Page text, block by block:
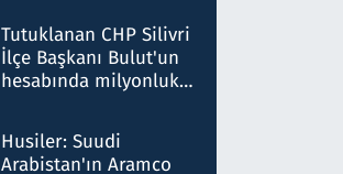
düşürüldüğü" iddiasını
yalanladı
Tutuklanan CHP Silivri
İlçe Başkanı Bulut'un
hesabında milyonluk
talimat verdi, ben
gönderdim
Husiler: Suudi
Arabistan'ın Aramco